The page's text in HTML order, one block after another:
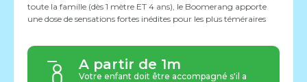
toute la famille (dès 1 mètre ET 4 ans), le Boomerang apporte
une dose de sensations fortes inédites pour les plus téméraires
A partir de 1m
Votre enfant doit être accompagné s'il a